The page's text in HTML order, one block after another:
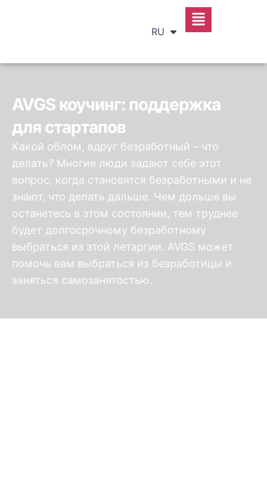
RU
SR
AVGS коучинг: поддержка
для стартапов
Какой облом, вдруг безработный – что
делать? Многие люди задают себе этот
вопрос, когда становятся безработными и не
знают, что делать дальше. Чем дольше вы
останетесь в этом состоянии, тем труднее
будет долгосрочному безработному
выбраться из этой летаргии. AVGS может
помочь вам выбраться из безработицы и
заняться самозанятостью.